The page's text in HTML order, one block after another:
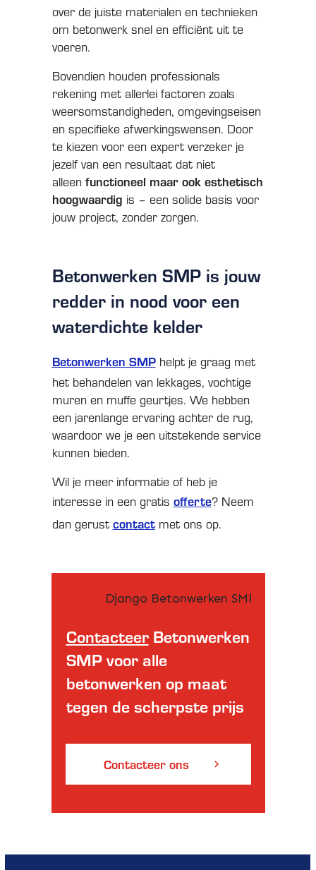
over de juiste materialen en technieken
om betonwerk snel en efficiënt uit te
voeren.
Bovendien houden professionals
rekening met allerlei factoren zoals
weersomstandigheden, omgevingseisen
en specifieke afwerkingswensen. Door
te kiezen voor een expert verzeker je
jezelf van een resultaat dat niet
alleen functioneel maar ook esthetisch
hoogwaardig is – een solide basis voor
jouw project, zonder zorgen.
Betonwerken SMP is jouw
redder in nood voor een
waterdichte kelder
Betonwerken SMPhelpt je graag met
het behandelen van lekkages, vochtige
muren en muffe geurtjes. We hebben
een jarenlange ervaring achter de rug,
waardoor we je een uitstekende service
kunnen bieden.
Wil je meer informatie of heb je
interesse in een gratis offerte? Neem
dan gerust contactmet ons op.
ContacteerBetonwerken
SMP voor alle
betonwerken op maat
tegen de scherpste prijs
Contacteer ons